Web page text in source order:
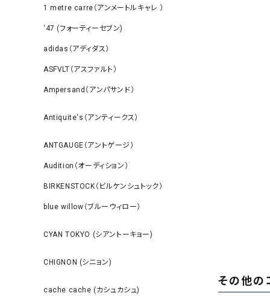
1 metre carre（アンメートルキャレ ）
‘47 (フォーティーセブン)
adidas（アディダス）
ASFVLT（アスファルト）
Ampersand（アンパサンド）
Antiquite's（アンティークス）
ANTGAUGE（アントゲージ）
Audition（オーディション）
BIRKENSTOCK（ビルケンシュトック）
blue willow（ブルーウィロー）
CYAN TOKYO (シアントーキョー)
CHIGNON (シニョン)
cache cache (カシュカシュ)
その他の